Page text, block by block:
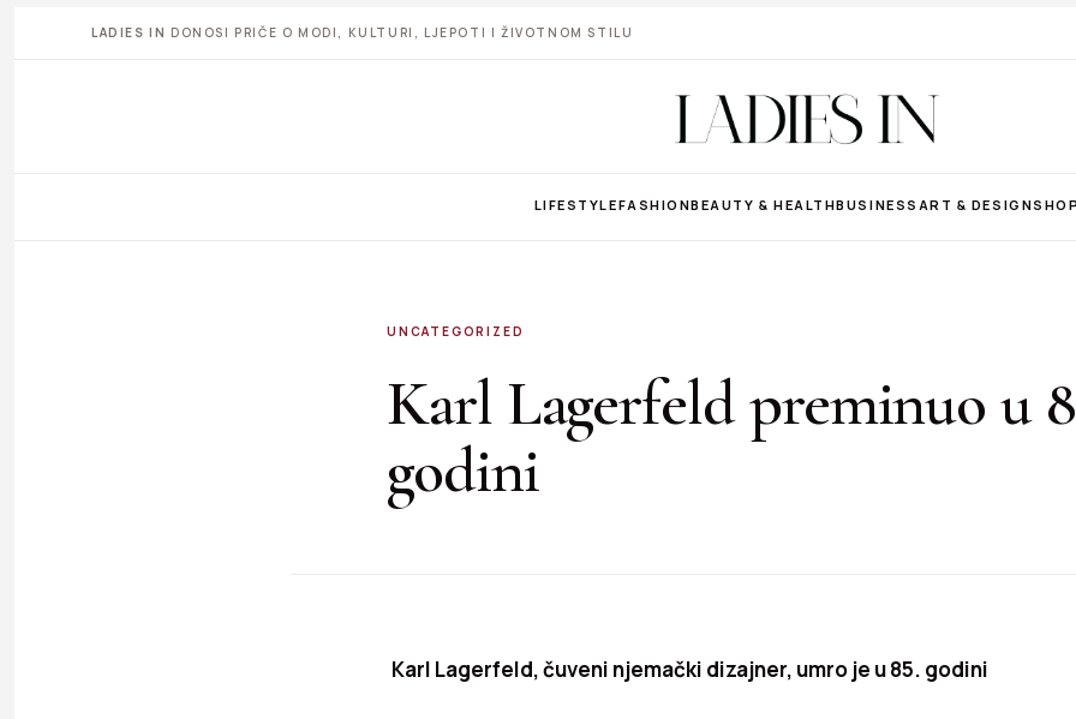
LADIES IN DONOSI PRIČE O MODI, KULTURI, LJEPOTI I ŽIVOTNOM STILU
LIFESTYLEFASHIONBEAUTY & HEALTHBUSINESS ART & DESIGNSHOP
UNCATEGORIZED
Karl Lagerfeld preminuo u
godini
Karl Lagerfeld, čuveni njemački dizajner, umro je u 85. godini